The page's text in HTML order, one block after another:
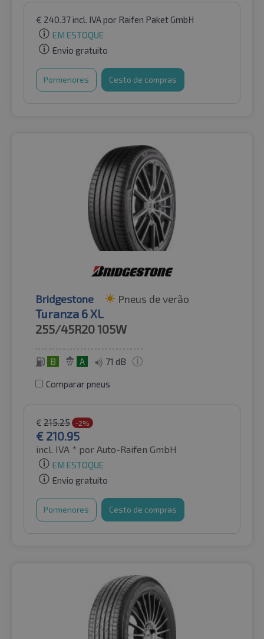
€ 240.37incl. IVApor Raifen Paket GmbH
EM ESTOQUE
Envio gratuito
Pormenores Cesto de compras
Bridgestone Pneus de verão
Turanza 6 XL
255/45R20105W
B A 71 dB
Comparar pneus
€ 215.25 -2%
€ 210.95
incl. IVA * por Auto-Raifen GmbH
EM ESTOQUE
Envio gratuito
Pormenores Cesto de compras